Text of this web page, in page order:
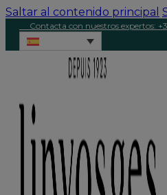
Saltar al contenido principal
Contacta con nuestros expertos: